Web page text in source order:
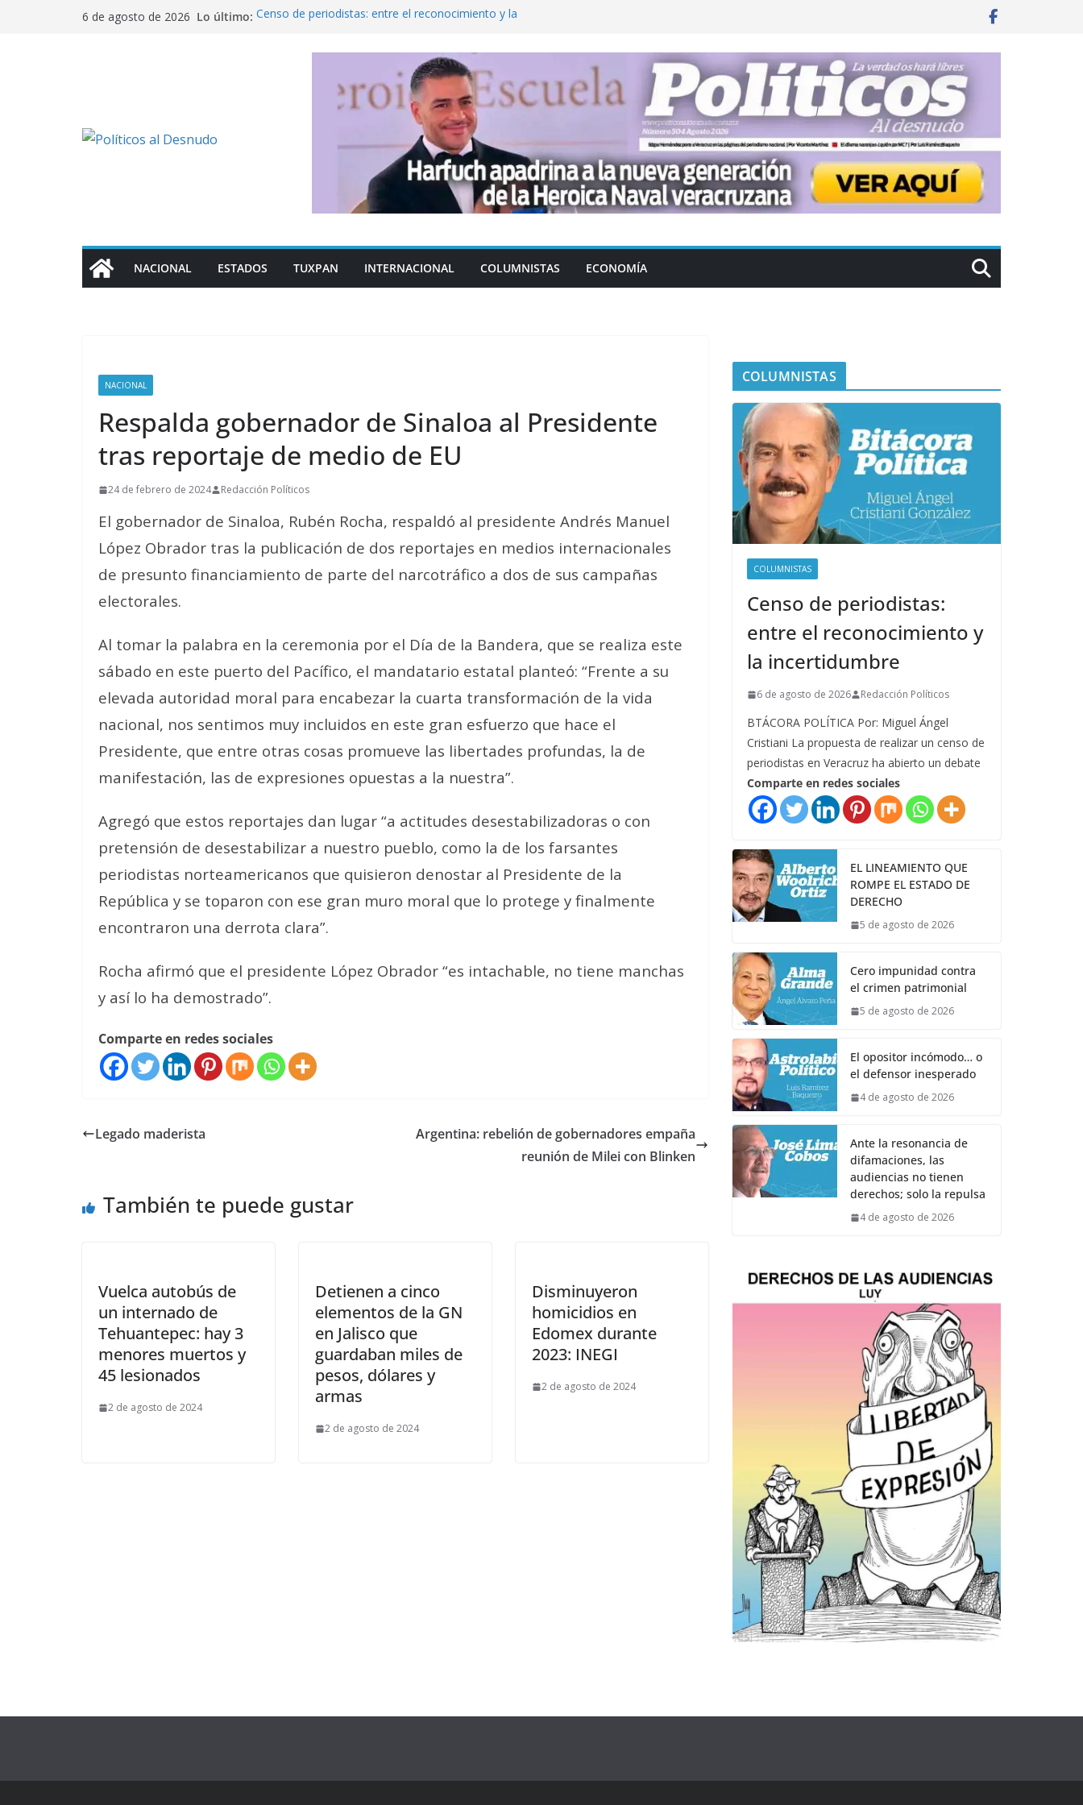
6 de agosto de 2026 Lo último: Censo de periodistas: entre el reconocimiento y la
Michoacán a los Estados Unidos
Ofrece SEP regularización a escuelas para dejar el esquema
Rechaza Nahle persecución política en casos de desafuero
de los alcaldes de Movimiento Ciudadano
Mujer ataca con objeto punzante a cuatro hombres
NACIONAL ESTADOS TUXPAN INTERNACIONAL COLUMNISTAS ECONOMÍA
NACIONAL
Respalda gobernador de Sinaloa al Presidente
tras reportaje de medio de EU
24 de febrero de 2024 Redacción Políticos
El gobernador de Sinaloa, Rubén Rocha, respaldó al presidente Andrés Manuel
López Obrador tras la publicación de dos reportajes en medios internacionales
de presunto financiamiento de parte del narcotráfico a dos de sus campañas
electorales.
Al tomar la palabra en la ceremonia por el Día de la Bandera, que se realiza este
sábado en este puerto del Pacífico, el mandatario estatal planteó: “Frente a su
elevada autoridad moral para encabezar la cuarta transformación de la vida
nacional, nos sentimos muy incluidos en este gran esfuerzo que hace el
Presidente, que entre otras cosas promueve las libertades profundas, la de
manifestación, las de expresiones opuestas a la nuestra”.
Agregó que estos reportajes dan lugar “a actitudes desestabilizadoras o con
pretensión de desestabilizar a nuestro pueblo, como la de los farsantes
periodistas norteamericanos que quisieron denostar al Presidente de la
República y se toparon con ese gran muro moral que lo protege y finalmente
encontraron una derrota clara”.
Rocha afirmó que el presidente López Obrador “es intachable, no tiene manchas
y así lo ha demostrado”.
Comparte en redes sociales
Legado maderista
Argentina: rebelión de gobernadores empaña
reunión de Milei con Blinken
También te puede gustar
Vuelca autobús de
un internado de
Tehuantepec: hay 3
menores muertos y
45 lesionados
2 de agosto de 2024
Detienen a cinco
elementos de la GN
en Jalisco que
guardaban miles de
pesos, dólares y
armas
2 de agosto de 2024
Disminuyeron
homicidios en
Edomex durante
2023: INEGI
2 de agosto de 2024
COLUMNISTAS
COLUMNISTAS
Censo de periodistas:
entre el reconocimiento y
la incertidumbre
6 de agosto de 2026 Redacción Políticos
BTÁCORA POLÍTICA Por: Miguel Ángel
Cristiani La propuesta de realizar un censo de
periodistas en Veracruz ha abierto un debate
Comparte en redes sociales
EL LINEAMIENTO QUE
ROMPE EL ESTADO DE
DERECHO
5 de agosto de 2026
Cero impunidad contra
el crimen patrimonial
5 de agosto de 2026
El opositor incómodo… o
el defensor inesperado
4 de agosto de 2026
Ante la resonancia de
difamaciones, las
audiencias no tienen
derechos; solo la repulsa
4 de agosto de 2026